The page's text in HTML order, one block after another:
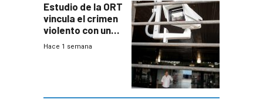
Estudio de la ORT
vincula el crimen
violento con una
menor creación
Hace 1 semana